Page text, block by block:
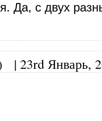
Да, с двух
| 23rd Январь,